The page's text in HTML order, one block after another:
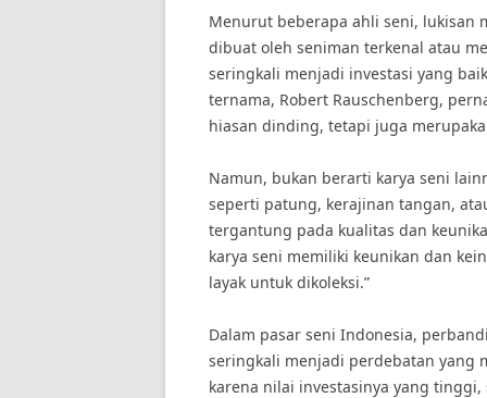
Menurut beberapa ahli seni, lukisan
dibuat oleh seniman terkenal atau
seringkali menjadi investasi yang
ternama, Robert Rauschenberg,
hiasan dinding, tetapi juga
Namun, bukan berarti karya seni
seperti patung, kerajinan tangan,
tergantung pada kualitas dan
karya seni memiliki keunikan dan
layak untuk dikoleksi.”
Dalam pasar seni Indonesia,
seringkali menjadi perdebatan yang
karena nilai investasinya yang